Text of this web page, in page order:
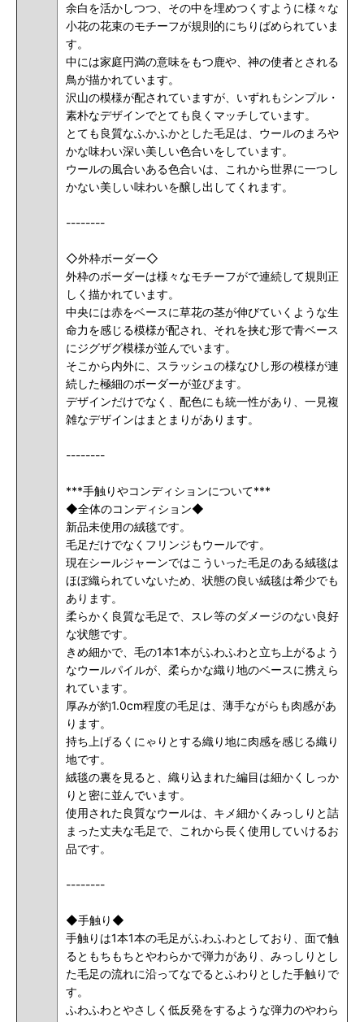
余白を活かしつつ、その中を埋めつくすように様々な
小花の花束のモチーフが規則的にちりばめられていま
す。
中には家庭円満の意味をもつ鹿や、神の使者とされる
鳥が描かれています。
沢山の模様が配されていますが、いずれもシンプル・
素朴なデザインでとても良くマッチしています。
とても良質なふかふかとした毛足は、ウールのまろや
かな味わい深い美しい色合いをしています。
ウールの風合いある色合いは、これから世界に一つし
かない美しい味わいを醸し出してくれます。
--------
◇外枠ボーダー◇
外枠のボーダーは様々なモチーフがで連続して規則正
しく描かれています。
中央には赤をベースに草花の茎が伸びていくような生
命力を感じる模様が配され、それを挟む形で青ベース
にジグザグ模様が並んでいます。
そこから内外に、スラッシュの様なひし形の模様が連
続した極細のボーダーが並びます。
デザインだけでなく、配色にも統一性があり、一見複
雑なデザインはまとまりがあります。
--------
***手触りやコンディションについて***
◆全体のコンディション◆
新品未使用の絨毯です。
毛足だけでなくフリンジもウールです。
現在シールジャーンではこういった毛足のある絨毯は
ほぼ織られていないため、状態の良い絨毯は希少でも
あります。
柔らかく良質な毛足で、スレ等のダメージのない良好
な状態です。
きめ細かで、毛の1本1本がふわふわと立ち上がるよう
なウールパイルが、柔らかな織り地のベースに携えら
れています。
厚みが約1.0cm程度の毛足は、薄手ながらも肉感があ
ります。
持ち上げるくにゃりとする織り地に肉感を感じる織り
地です。
絨毯の裏を見ると、織り込まれた編目は細かくしっか
りと密に並んでいます。
使用された良質なウールは、キメ細かくみっしりと詰
まった丈夫な毛足で、これから長く使用していけるお
品です。
--------
◆手触り◆
手触りは1本1本の毛足がふわふわとしており、面で触
るともちもちとやわらかで弾力があり、みっしりとし
た毛足の流れに沿ってなでるとふわりとした手触りで
す。
ふわふわとやさしく低反発をするような弾力のやわら